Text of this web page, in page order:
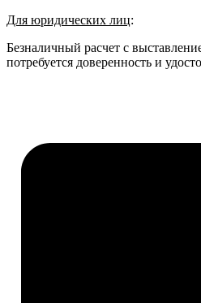
Для юридических лиц:
Безналичный расчет с
потребуется доверенность и